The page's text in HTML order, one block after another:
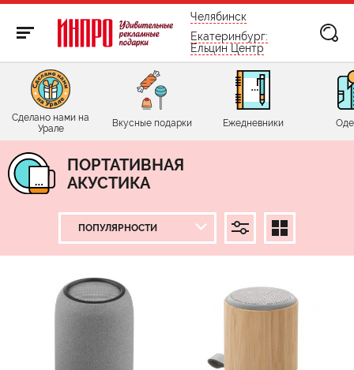
бесплатно по России
Челябинск
Екатеринбург:
Ельцин Центр
Сделано нами на
Урале
Вкусные подарки Ежедневники
ПОРТАТИВНАЯ
АКУСТИКА
ПРОИЗВОДИТЕЛЬ